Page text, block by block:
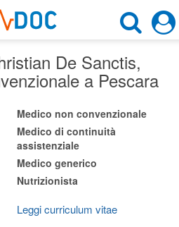
×
di ricerca
×
uno specialista
De Sanctis,
a Pescara
Medico non convenzionale
Medico di continuità
assistenziale
Medico generico
Nutrizionista
Leggi curriculum vitae